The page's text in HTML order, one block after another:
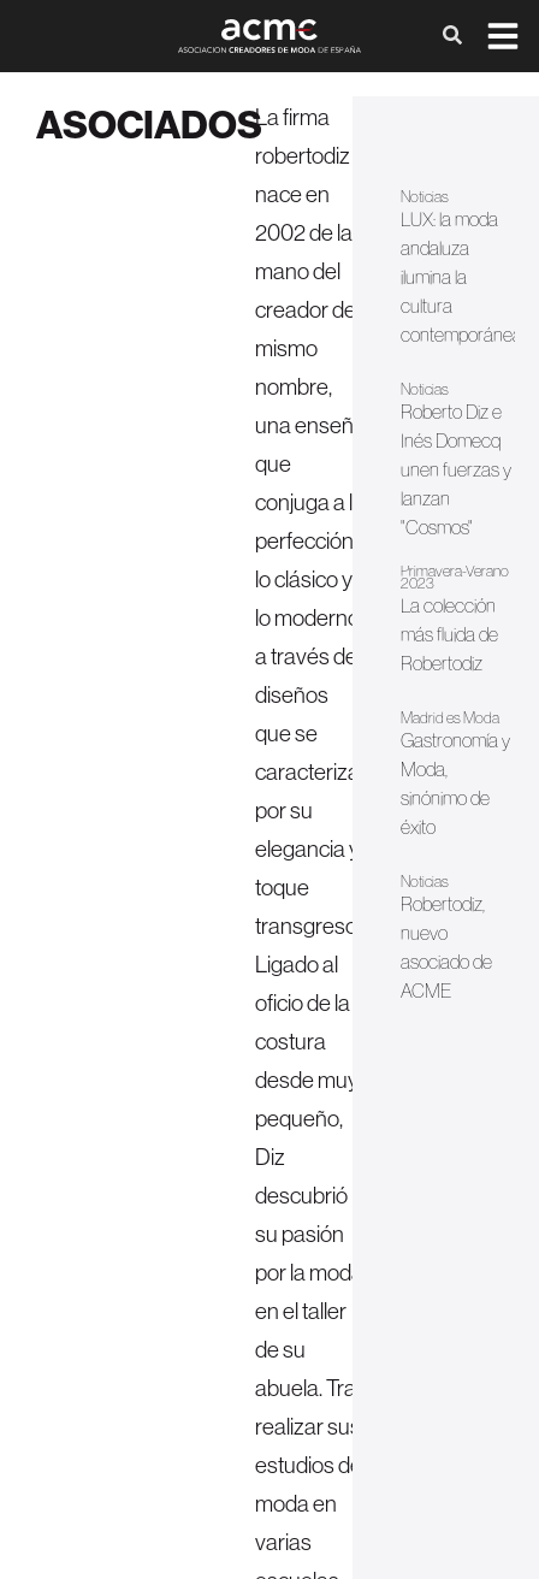
ASOCIADOSLa firma
robertodiz
nace en
2002 de la
mano del
creador del
mismo
nombre,
una enseña
que
conjuga a la
perfección
lo clásico y
lo moderno
a través de
diseños
que se
caracterizan
por su
elegancia y
toque
transgresor.
Ligado al
oficio de la
costura
desde muy
pequeño,
Diz
descubrió
su pasión
por la moda
en el taller
de su
abuela. Tras
realizar sus
estudios de
moda en
varias
Noticias
LUX: la moda
andaluza
ilumina la
cultura
contemporánea
Noticias
Roberto Diz e
Inés Domecq
unen fuerzas y
lanzan
"Cosmos"
Primavera-Verano
2023
La colección
más fluida de
Robertodiz
Madrid es Moda
Gastronomía y
Moda,
sinónimo de
éxito
Noticias
Robertodiz,
nuevo
asociado de
ACME